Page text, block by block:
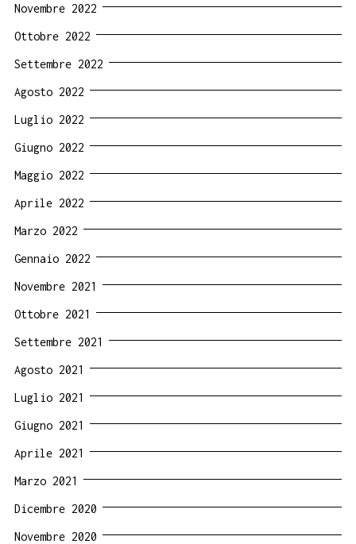
Novembre 2022
Ottobre 2022
Settembre 2022
Agosto 2022
Luglio 2022
Giugno 2022
Maggio 2022
Aprile 2022
Marzo 2022
Gennaio 2022
Novembre 2021
Ottobre 2021
Settembre 2021
Agosto 2021
Luglio 2021
Giugno 2021
Aprile 2021
Marzo 2021
Dicembre 2020
Novembre 2020